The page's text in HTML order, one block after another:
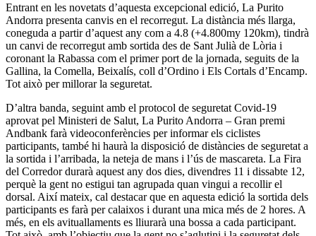
Entrant en les novetats d’aquesta excepcional edició, La Purito
Andorra presenta canvis en el recorregut. La distància més llarga,
coneguda a partir d’aquest any com a 4.8 (+4.800my 120km), tindrà
un canvi de recorregut amb sortida des de Sant Julià de Lòria i
coronant la Rabassa com el primer port de la jornada, seguits de la
Gallina, la Comella, Beixalís, coll d’Ordino i Els Cortals d’Encamp.
Tot això per millorar la seguretat.
D’altra banda, seguint amb el protocol de seguretat Covid-19
aprovat pel Ministeri de Salut, La Purito Andorra – Gran premi
Andbank farà videoconferències per informar els ciclistes
participants, també hi haurà la disposició de distàncies de seguretat a
la sortida i l’arribada, la neteja de mans i l’ús de mascareta. La Fira
del Corredor durarà aquest any dos dies, divendres 11 i dissabte 12,
perquè la gent no estigui tan agrupada quan vingui a recollir el
dorsal. Així mateix, cal destacar que en aquesta edició la sortida dels
participants es farà per calaixos i durant una mica més de 2 hores. A
més, en els avituallaments es lliurarà una bossa a cada participant.